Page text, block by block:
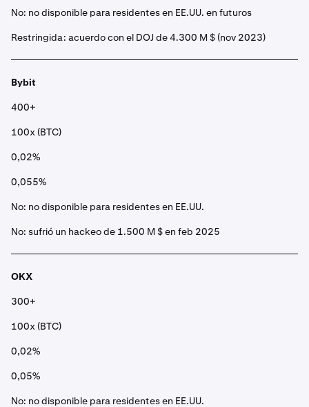
No: no disponible para residentes en EE.UU. en futuros
Restringida: acuerdo con el DOJ de 4.300 M $ (nov 2023)
Bybit
400+
100x (BTC)
0,02%
0,055%
No: no disponible para residentes en EE.UU.
No: sufrió un hackeo de 1.500 M $ en feb 2025
OKX
300+
100x (BTC)
0,02%
0,05%
No: no disponible para residentes en EE.UU.